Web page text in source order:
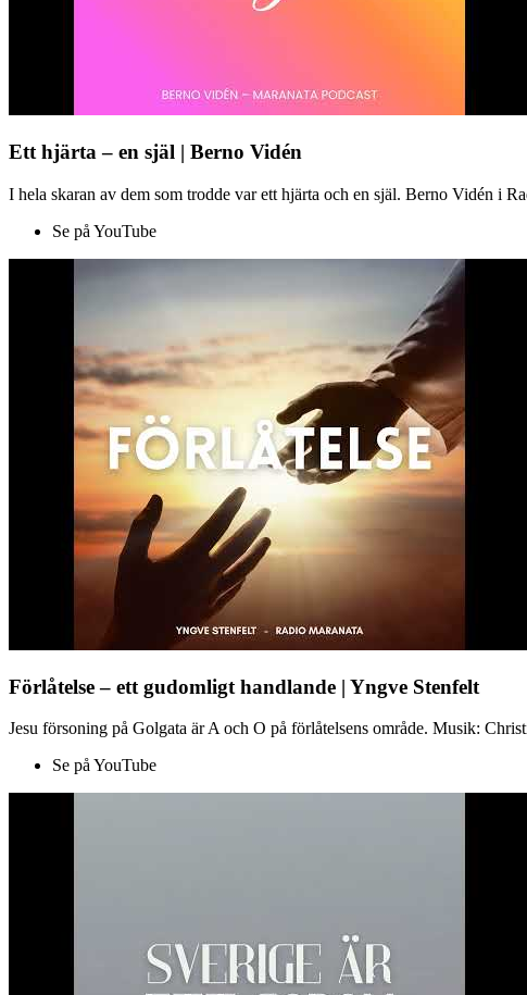
Ett hjärta – en själ | Berno Vidén
I hela skaran av dem som trodde var ett hjärta och en själ. Berno Vidén i
Se på YouTube
Förlåtelse – ett gudomligt handlande | Yngve Stenfelt
Jesu försoning på Golgata är A och O på förlåtelsens område. Musik:
Se på YouTube